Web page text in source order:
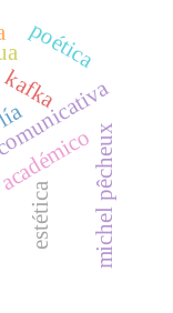
estética michel pêcheux
kafka
poética